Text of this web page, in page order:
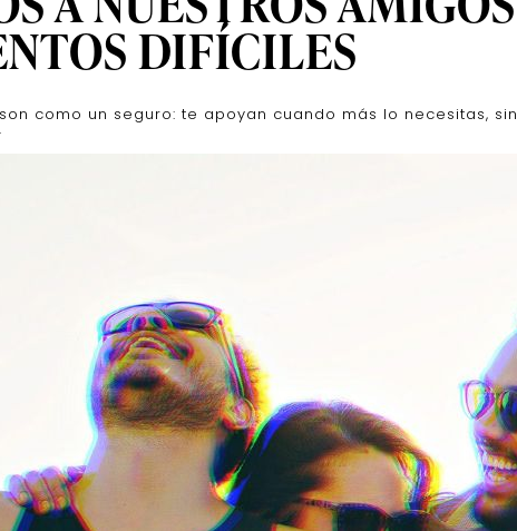
DIFÍCILES
como un seguro: te apoyan cuando más lo necesitas, sin